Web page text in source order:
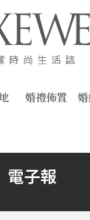
婚禮佈置
電子報